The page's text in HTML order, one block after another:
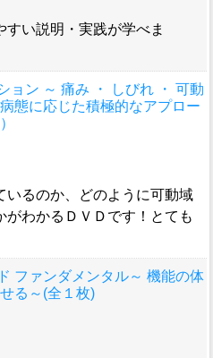
い説明・実践が学べま
ョン ～ 痛み ・ しびれ ・ 可動
態に応じた積極的なアプロー
いるのか、どのように可動域
わかるＤＶＤです！とても
ファンダメンタル～ 機能の体
る～(全１枚)